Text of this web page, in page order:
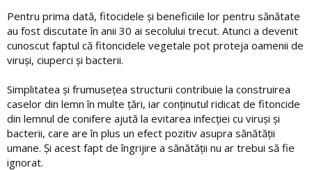
Pentru prima dată, fitocidele și beneficiile lor pentru sănătate
au fost discutate în anii 30 ai secolului trecut. Atunci a devenit
cunoscut faptul că fitoncidele vegetale pot proteja oamenii de
viruși, ciuperci și bacterii.
Simplitatea și frumusețea structurii contribuie la construirea
caselor din lemn în multe țări, iar conținutul ridicat de fitoncide
din lemnul de conifere ajută la evitarea infecției cu viruși și
bacterii, care are în plus un efect pozitiv asupra sănătății
umane. Și acest fapt de îngrijire a sănătății nu ar trebui să fie
ignorat.